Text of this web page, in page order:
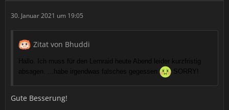
30. Januar 2021 um 19:05
Zitat von Bhuddi
Hallo. Ich muss für den Lernraid heute Abend leider kurzfristig
absagen. ...habe irgendwas falsches gegessen
SORRY!
Gute Besserung!